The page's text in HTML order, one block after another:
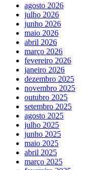
agosto 2026
julho 2026
junho 2026
maio 2026
abril 2026
março 2026
fevereiro 2026
janeiro 2026
dezembro 2025
novembro 2025
outubro 2025
setembro 2025
agosto 2025
julho 2025
junho 2025
maio 2025
abril 2025
março 2025